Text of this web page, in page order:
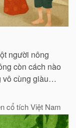
người nông
còn cách nào
vô cùng giàu
cổ tích Việt Nam